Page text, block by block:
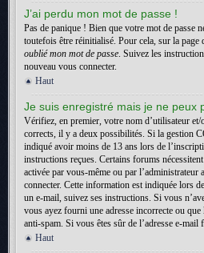
J’ai perdu mon mot de passe !
Pas de panique ! Bien que votre mot de passe
toutefois être réinitialisé. Pour cela, sur la page
oublié mon mot de passe. Suivez les
nouveau vous connecter.
Haut
Je suis enregistré mais je ne peux
Vérifiez, en premier, votre nom d’utilisateur
corrects, il y a deux possibilités. Si la gestion
indiqué avoir moins de 13 ans lors de
instructions reçues. Certains forums
activée par vous-même ou par l’administrateur
connecter. Cette information est indiquée lors
un e-mail, suivez ses instructions. Si vous
vous ayez fourni une adresse incorrecte ou
anti-spam. Si vous êtes sûr de l’adresse e-mail
Haut